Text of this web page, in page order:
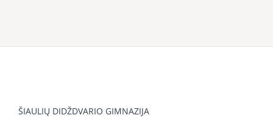
ŠIAULIŲ DIDŽDVARIO GIMNAZIJA